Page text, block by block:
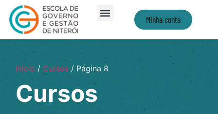
Minha conta
Início/Cursos/ Página 8
Cursos